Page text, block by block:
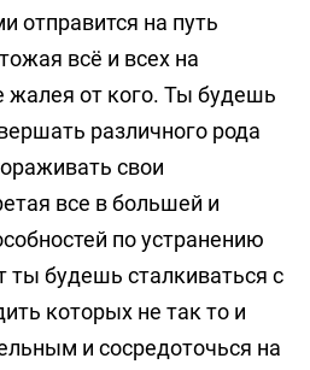
отправится на путь
всё и всех на
жалея от кого. Ты будешь
различного рода
свои
все в большей и
по устранению
ты будешь сталкиваться с
которых не так то и
и сосредоточься на